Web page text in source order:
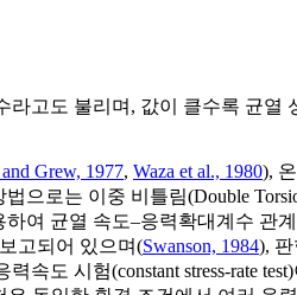
고도 불리며, 값이 클수록 균열
Grew, 1977, Waza et al., 1980),
으로는 이중 비틀림(Double
하여 균열 속도–응력확대계수
고되어 있으며(Swanson, 1984),
도 시험(constant stress-rate